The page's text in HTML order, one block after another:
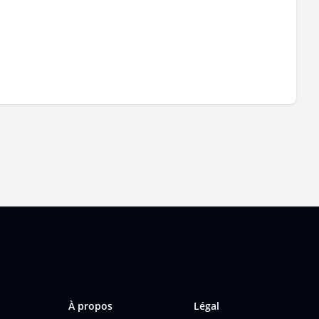
À propos Légal